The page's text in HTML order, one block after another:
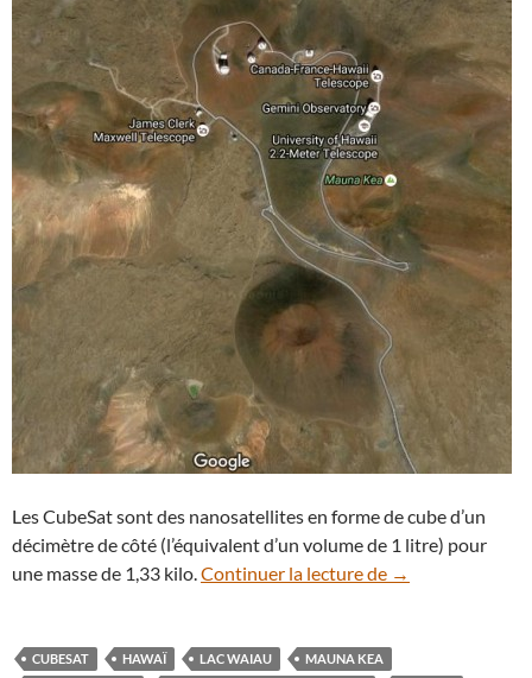
Les CubeSat sont des nanosatellites en forme de cube d’un
décimètre de côté (l’équivalent d’un volume de 1 litre) pour
une masse de 1,33 kilo.Continuer la lecture de Les coupoles de
→
CUBESAT HAWAÏ LAC WAIAU
MAUNA KEA